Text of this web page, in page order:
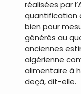
réalisées par
quantification
bien pour
générés au
anciennes
algérienne
alimentaire à
deçà, dit-elle.